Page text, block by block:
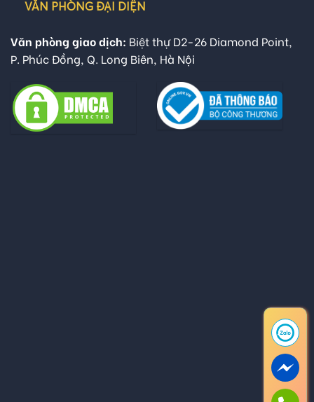
VĂN PHÒNG ĐẠI DIỆN
Văn phòng giao dịch: Biệt thự D2-26 Diamond Point,
P. Phúc Đồng, Q. Long Biên, Hà Nội